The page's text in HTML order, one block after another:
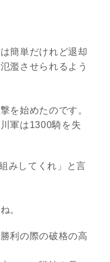
簡単だけれど退却
濫させられるよう
を始めたのです。
軍は1300騎を失
みしてくれ」と言
。
利の際の破格の高
ニ...